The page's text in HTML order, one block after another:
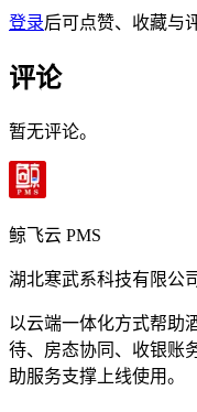
登录后可点赞、收藏与
评论
暂无评论。
鲸飞云 PMS
湖北寒武系科技有限公
以云端一体化方式帮助
待、房态协同、收银账
助服务支撑上线使用。